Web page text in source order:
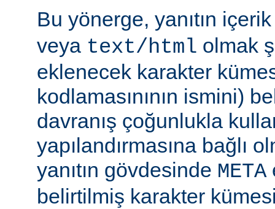
Bu yönerge, yanıtın
veya text/html olmak
eklenecek karakter
kodlamasınının ismini)
davranış çoğunlukla
yapılandırmasına bağlı
yanıtın gövdesinde META
belirtilmiş karakter